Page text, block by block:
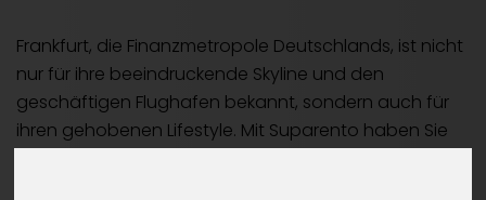
Frankfurt, die Finanzmetropole Deutschlands, ist nicht
nur für ihre beeindruckende Skyline und den
geschäftigen Flughafen bekannt, sondern auch für
ihren gehobenen Lifestyle. Mit Suparento haben Sie